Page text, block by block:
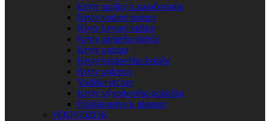
Kryty spojky a zapaľovania
Kryty vodnej pumpy
Kryty kyvnej vidlice
Kryty zadného tlmiča
Kryty motora
Kryty brzdového kotúča
Kryty polepov
Vodítka reťaze
Kryty vývodového koliečka
Príslušenstvo k plastom
PODVOZOK